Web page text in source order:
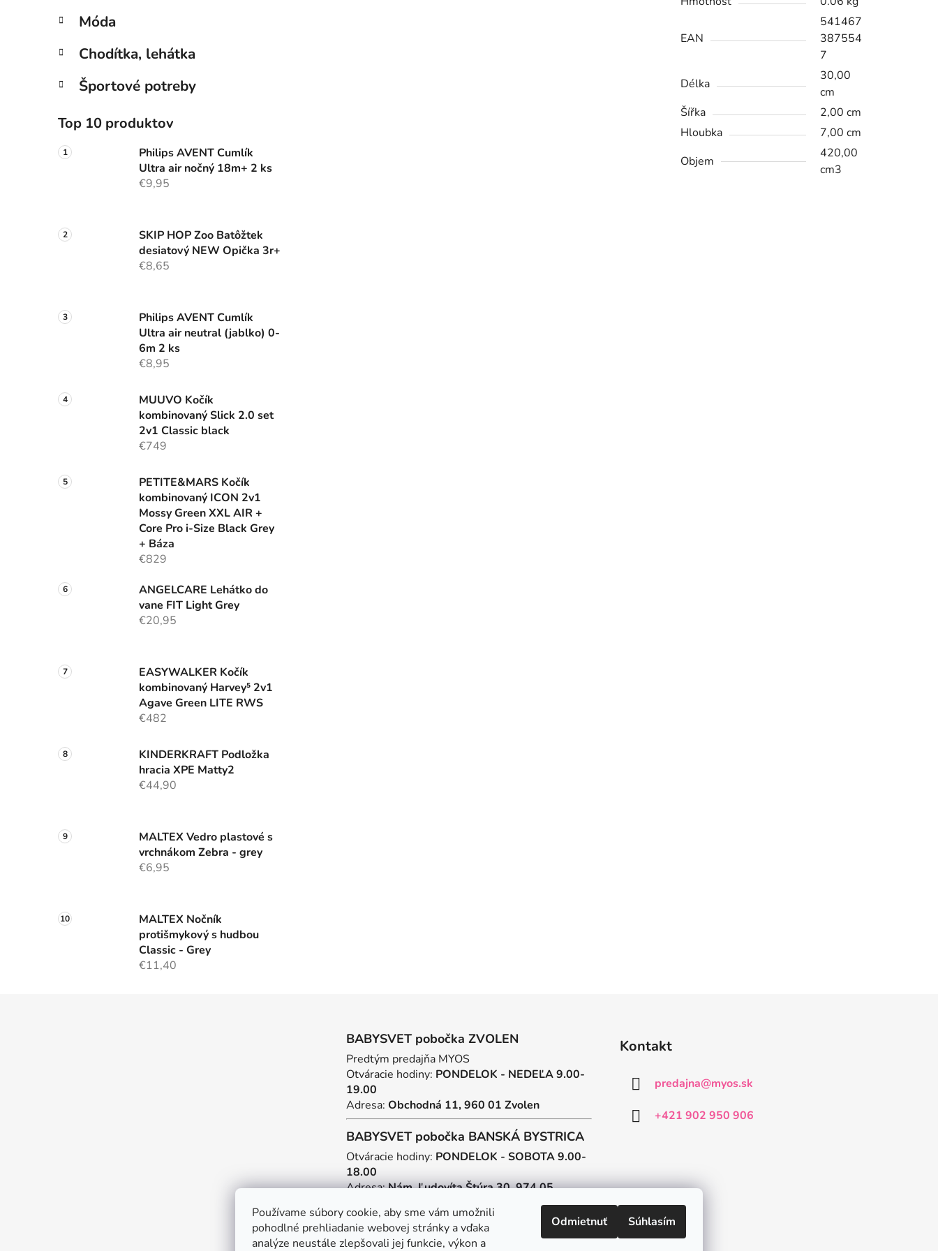
Používame súbory cookie, aby sme vám umožnili
pohodlné prehliadanie webovej stránky a vďaka
analýze neustále zlepšovali jej funkcie, výkon a
Odmietnuť Súhlasím
Móda
Chodítka, lehátka
Športové potreby
Top 10 produktov
Philips AVENT Cumlík
Ultra air nočný 18m+ 2 ks
€9,95
SKIP HOP Zoo Batôžtek
desiatový NEW Opička 3r+
€8,65
Philips AVENT Cumlík
Ultra air neutral (jablko) 0-
6m 2 ks
€8,95
MUUVO Kočík
kombinovaný Slick 2.0 set
2v1 Classic black
€749
PETITE&MARS Kočík
kombinovaný ICON 2v1
Mossy Green XXL AIR +
Core Pro i-Size Black Grey
+ Báza
€829
ANGELCARE Lehátko do
vane FIT Light Grey
€20,95
EASYWALKER Kočík
kombinovaný Harvey⁵ 2v1
Agave Green LITE RWS
€482
KINDERKRAFT Podložka
hracia XPE Matty2
€44,90
MALTEX Vedro plastové s
vrchnákom Zebra - grey
€6,95
MALTEX Nočník
protišmykový s hudbou
Classic - Grey
€11,40
EAN
541467
387554
7
Délka
30,00
cm
Šířka
2,00 cm
Hloubka
7,00 cm
Objem
420,00
cm3
BABYSVET pobočka ZVOLEN
Predtým predajňa MYOS
Otváracie hodiny: PONDELOK - NEDEĽA 9.00-
19.00
Adresa: Obchodná 11, 960 01 Zvolen
BABYSVET pobočka BANSKÁ BYSTRICA
Otváracie hodiny: PONDELOK - SOBOTA 9.00-
18.00
Adresa:Nám. Ľudovíta Štúra 30, 974 05
Tvorba webstránokaSEO
Kontakt
predajna@myos.sk
+421 902 950 906